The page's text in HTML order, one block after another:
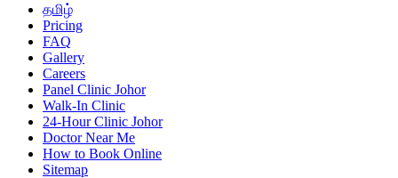
தமிழ்
Pricing
FAQ
Gallery
Careers
Panel Clinic Johor
Walk-In Clinic
24-Hour Clinic Johor
Doctor Near Me
How to Book Online
Sitemap